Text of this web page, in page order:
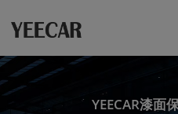
YEECAR漆面